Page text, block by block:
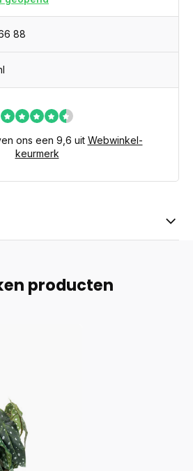
88
ons een 9,6 uit Webwinkel-
keurmerk
producten